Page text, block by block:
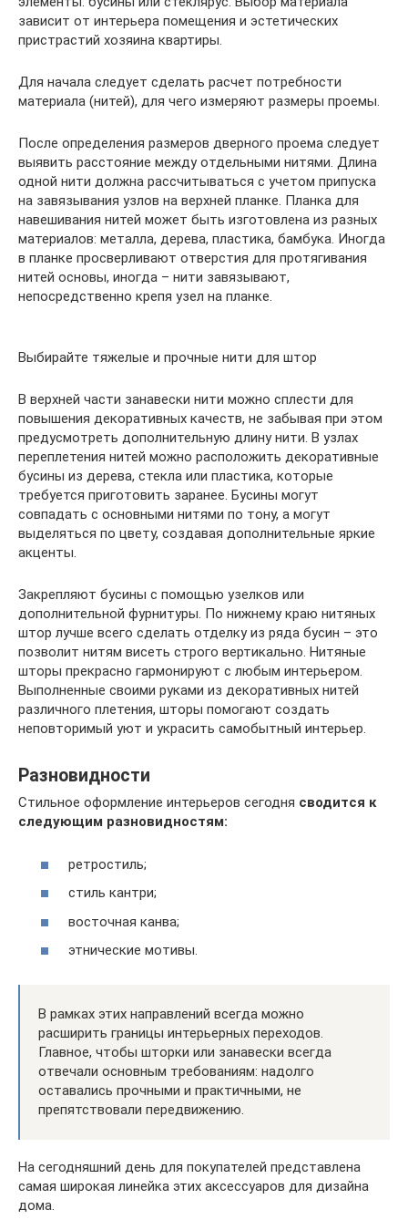
зависит от интерьера помещения и эстетических
пристрастий хозяина квартиры.
Для начала следует сделать расчет потребности
материала (нитей), для чего измеряют размеры проемы.
После определения размеров дверного проема следует
выявить расстояние между отдельными нитями. Длина
одной нити должна рассчитываться с учетом припуска
на завязывания узлов на верхней планке. Планка для
навешивания нитей может быть изготовлена из разных
материалов: металла, дерева, пластика, бамбука. Иногда
в планке просверливают отверстия для протягивания
нитей основы, иногда – нити завязывают,
непосредственно крепя узел на планке.
Выбирайте тяжелые и прочные нити для штор
В верхней части занавески нити можно сплести для
повышения декоративных качеств, не забывая при этом
предусмотреть дополнительную длину нити. В узлах
переплетения нитей можно расположить декоративные
бусины из дерева, стекла или пластика, которые
требуется приготовить заранее. Бусины могут
совпадать с основными нитями по тону, а могут
выделяться по цвету, создавая дополнительные яркие
акценты.
Закрепляют бусины с помощью узелков или
дополнительной фурнитуры. По нижнему краю нитяных
штор лучше всего сделать отделку из ряда бусин – это
позволит нитям висеть строго вертикально. Нитяные
шторы прекрасно гармонируют с любым интерьером.
Выполненные своими руками из декоративных нитей
различного плетения, шторы помогают создать
неповторимый уют и украсить самобытный интерьер.
Разновидности
Стильное оформление интерьеров сегодня сводится к
следующим разновидностям:
ретростиль;
стиль кантри;
восточная канва;
этнические мотивы.
В рамках этих направлений всегда можно
расширить границы интерьерных переходов.
Главное, чтобы шторки или занавески всегда
отвечали основным требованиям: надолго
оставались прочными и практичными, не
препятствовали передвижению.
На сегодняшний день для покупателей представлена
самая широкая линейка этих аксессуаров для дизайна
дома.